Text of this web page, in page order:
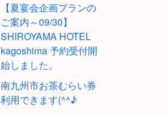
【夏宴会企画プランの
ご案内～09/30】
SHIROYAMA HOTEL
kagoshima 予約受付開
始しました。
南九州市お茶むらい券
利用できます(^^♪